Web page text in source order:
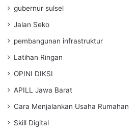
gubernur sulsel
Jalan Seko
pembangunan infrastruktur
Latihan Ringan
OPINI DIKSI
APILL Jawa Barat
Cara Menjalankan Usaha Rumahan
Skill Digital